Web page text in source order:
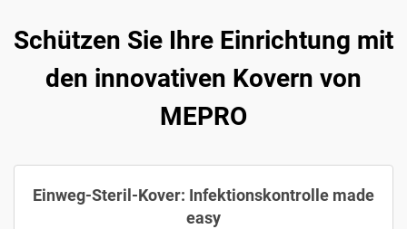
Schützen Sie Ihre Einrichtung mit
den innovativen Kovern von
MEPRO
Einweg-Steril-Kover: Infektionskontrolle made
easy